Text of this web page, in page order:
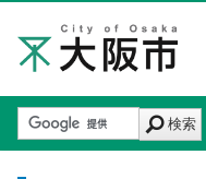
検索